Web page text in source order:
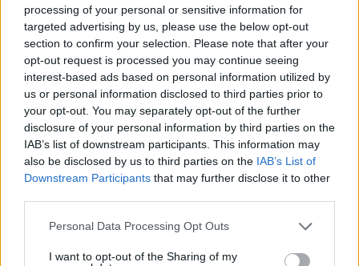
processing of your personal or sensitive information for
targeted advertising by us, please use the below opt-out
section to confirm your selection. Please note that after your
opt-out request is processed you may continue seeing
interest-based ads based on personal information utilized by
us or personal information disclosed to third parties prior to
your opt-out. You may separately opt-out of the further
disclosure of your personal information by third parties on the
IAB’s list of downstream participants. This information may
also be disclosed by us to third parties on the IAB’s List of
Downstream Participants that may further disclose it to other
Please note that this website/app uses one or more Google
not limited to your visit or usage behaviour. You may click to
Personal Data Processing Opt Outs
I want to opt-out of the Sharing of my
«Δεν το πιστεύουμε», λένε οι Αμερικανοί που
υιοθέτησαν τον Αφγανό στη Λέσβο - Η αρχική
εκδοχή για το φονικό στην Κυψέλη και η σιωπή
στην απολογία
07.08.2026, 07:19